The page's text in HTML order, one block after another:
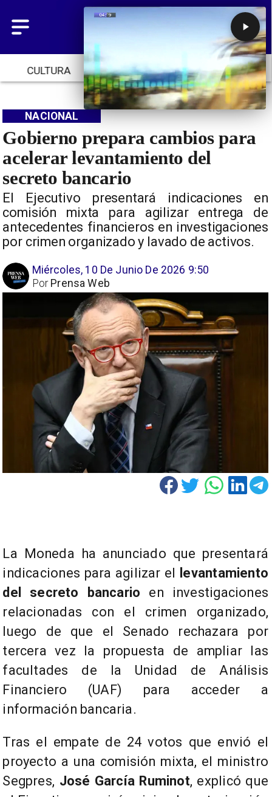
CULTURA TENDENCIAS INICIO
Gobierno prepara cambios para
acelerar levantamiento del
secreto bancario
El Ejecutivo presentará indicaciones en
comisión mixta para agilizar entrega de
antecedentes financieros en investigaciones
por crimen organizado y lavado de activos.
NACIONAL
Miércoles, 10 De Junio De 2026 9:50
Prensa Web
Por
La Moneda ha anunciado que presentará
indicaciones para agilizar el levantamiento
del secreto bancario en investigaciones
relacionadas con el crimen organizado,
luego de que el Senado rechazara por
tercera vez la propuesta de ampliar las
facultades de la Unidad de Análisis
Financiero (UAF) para acceder a
información bancaria.
Tras el empate de 24 votos que envió el
proyecto a una comisión mixta, el ministro
Segpres, José García Ruminot, explicó que